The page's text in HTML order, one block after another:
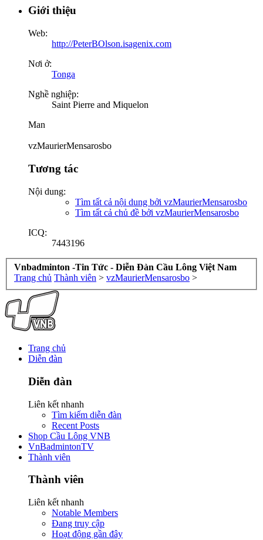
Giới thiệu
Web:
http://PeterBOlson.isagenix.com
Nơi ở:
Tonga
Nghề nghiệp:
Saint Pierre and Miquelon
Man
vzMaurierMensarosbo
Tương tác
Nội dung:
Tìm tất cả nội dung bởi vzMaurierMensarosbo
Tìm tất cả chủ đề bởi vzMaurierMensarosbo
ICQ:
7443196
Vnbadminton -Tin Tức - Diễn Đàn Cầu Lông Việt Nam
Trang chủ Thành viên > vzMaurierMensarosbo >
Trang chủ
Diễn đàn
Diễn đàn
Liên kết nhanh
Tìm kiếm diễn đàn
Recent Posts
Shop Cầu Lông VNB
VnBadmintonTV
Thành viên
Thành viên
Liên kết nhanh
Notable Members
Đang truy cập
Hoạt động gần đây